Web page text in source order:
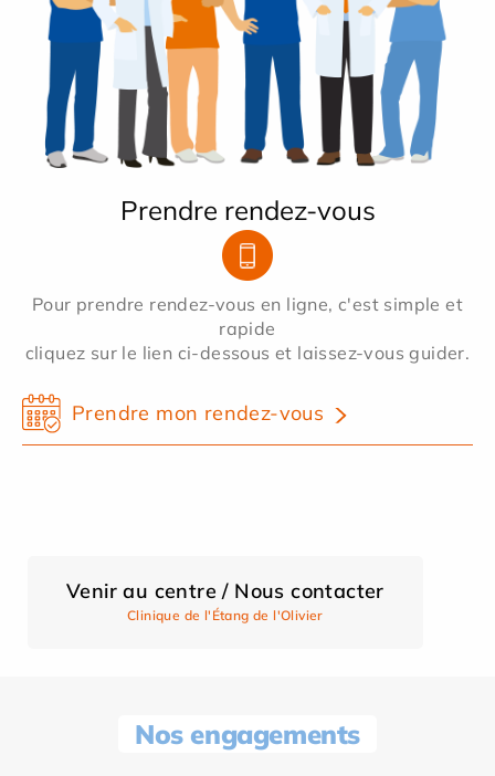
Prendre rendez-vous
Pour prendre rendez-vous en ligne, c'est simple et
rapide
cliquez sur le lien ci-dessous et laissez-vous guider.
Prendre mon rendez-vous
Venir au centre / Nous contacter
Clinique de l'Étang de l'Olivier
Nos engagements